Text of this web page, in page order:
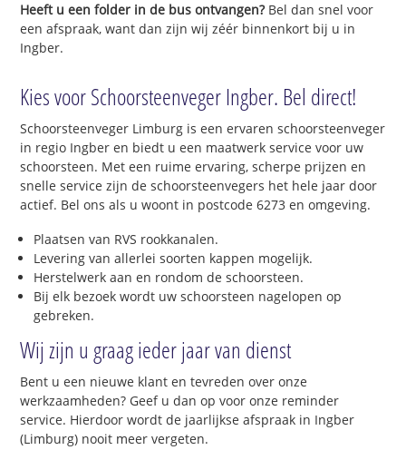
Heeft u een folder in de bus ontvangen?Bel dan snel voor
een afspraak, want dan zijn wij zéér binnenkort bij u in
Ingber.
Kies voor Schoorsteenveger Ingber. Bel direct!
Schoorsteenveger Limburg is een ervaren schoorsteenveger
in regio Ingber en biedt u een maatwerk service voor uw
schoorsteen. Met een ruime ervaring, scherpe prijzen en
snelle service zijn de schoorsteenvegers het hele jaar door
actief. Bel ons als u woont in postcode 6273 en omgeving.
Plaatsen van RVS rookkanalen.
Levering van allerlei soorten kappen mogelijk.
Herstelwerk aan en rondom de schoorsteen.
Bij elk bezoek wordt uw schoorsteen nagelopen op
gebreken.
Wij zijn u graag ieder jaar van dienst
Bent u een nieuwe klant en tevreden over onze
werkzaamheden? Geef u dan op voor onze reminder
service. Hierdoor wordt de jaarlijkse afspraak in Ingber
(Limburg) nooit meer vergeten.